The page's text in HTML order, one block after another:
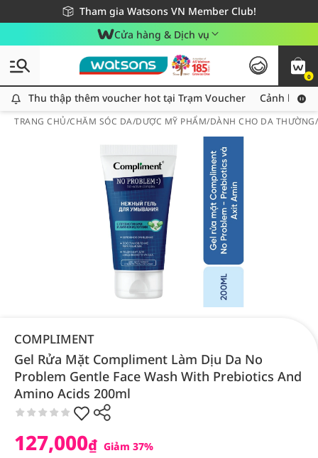
Tham gia Watsons VN Member Club!
Miễn phí giao hàng cho đơn hàng từ 249,000Đ
Giao hàng nhanh 24h - Áp dụng khu vực TP. Hồ Chí Minh
Cửa hàng & Dịch vụ
0
Thu thập thêm voucher hot tại Trạm Voucher
Thu thập thêm voucher hot tại Trạm Voucher Cảnh báo
TRANG CHỦ/CHĂM SÓC DA/DƯỢC MỸ PHẨM/DÀNH CHO DA
COMPLIMENT
Gel Rửa Mặt Compliment Làm Dịu Da No
Problem Gentle Face Wash With Prebiotics And
Amino Acids 200ml
127,000₫ Giảm 37%